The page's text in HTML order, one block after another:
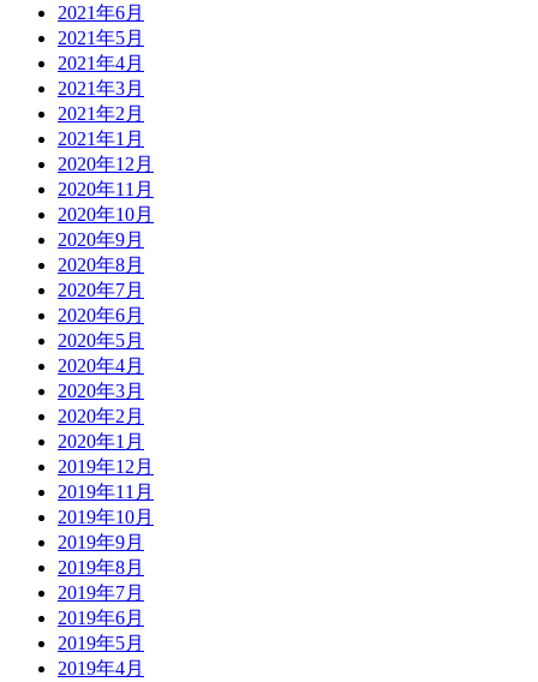
2021年6月
2021年5月
2021年4月
2021年3月
2021年2月
2021年1月
2020年12月
2020年11月
2020年10月
2020年9月
2020年8月
2020年7月
2020年6月
2020年5月
2020年4月
2020年3月
2020年2月
2020年1月
2019年12月
2019年11月
2019年10月
2019年9月
2019年8月
2019年7月
2019年6月
2019年5月
2019年4月